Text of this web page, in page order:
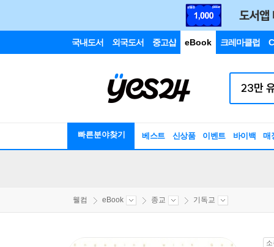
국내도서 외국도서 중고샵 eBook 크레마클럽
빠른분야찾기 베스트 신상품 이벤트 바이백 매
웰컴 eBook 종교 기독교